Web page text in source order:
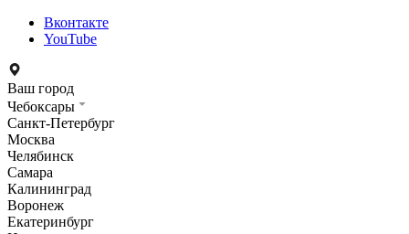
Вконтакте
YouTube
Ваш город
Чебоксары
Санкт-Петербург
Москва
Челябинск
Самара
Калининград
Воронеж
Екатеринбург